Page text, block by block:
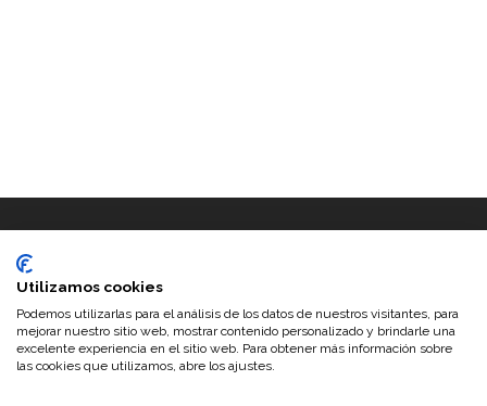
©2026 Trufas del Senorio · Configurado y personalizado por
Utilizamos cookies
Podemos utilizarlas para el análisis de los datos de nuestros visitantes, para
mejorar nuestro sitio web, mostrar contenido personalizado y brindarle una
excelente experiencia en el sitio web. Para obtener más información sobre
las cookies que utilizamos, abre los ajustes.